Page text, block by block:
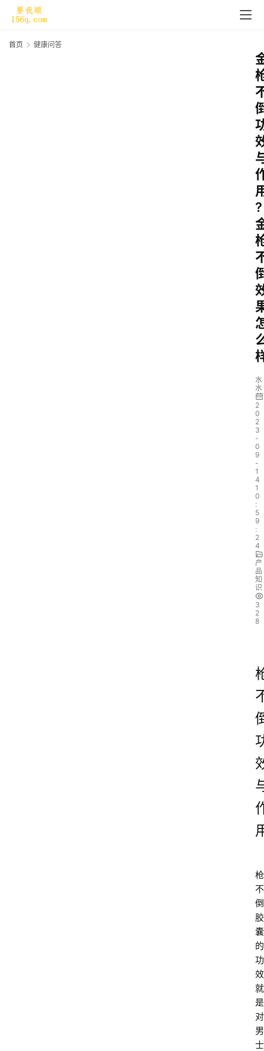
首页 健康问答
?
水
水
2
0
2
3
-
0
9
-
1
4
1
0
:
5
9
:
2
4
产
品
知
识
3
2
8
枪
不
倒
胶
囊
的
功
效
就
是
对
男
士